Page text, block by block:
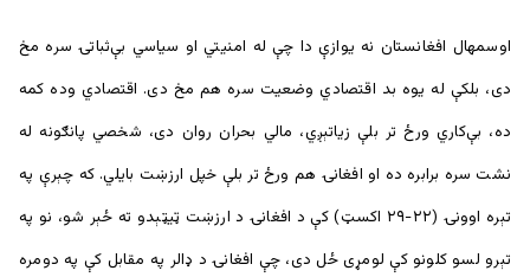
اوسمهال افغانستان نه یوازې دا چې له امنیتي او سیاسي بې‌ثباتۍ سره مخ
دی، بلکې له یوه بد اقتصادي وضعیت سره هم مخ دی. اقتصادي وده کمه
ده، بې‌کاري ورځ تر بلې زياتېږي، مالي بحران روان دی، شخصي پانګونه له
نشت سره برابره ده او افغانۍ هم ورځ تر بلې خپل ارزښت بایلي. که چېرې په
تېره اوونۍ (۲۲-۲۹ اکسټ) کې د افغانۍ د ارزښت ټيټېدو ته ځېر شو، نو په
تېرو لسو کلونو کې لومړی ځل دی، چې افغانۍ د ډالر په مقابل کې په دومره